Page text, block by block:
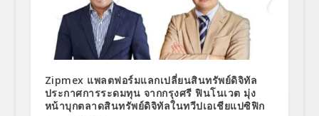
Zipmex แพลตฟอร์มแลกเปลี่ยนสินทรัพย์ดิจิทัล
ประกาศการระดมทุน จากกรุงศรี ฟินโนเวต มุ่ง
หน้าบุกตลาดสินทรัพย์ดิจิทัลในทวีปเอเชียแปซิฟิก